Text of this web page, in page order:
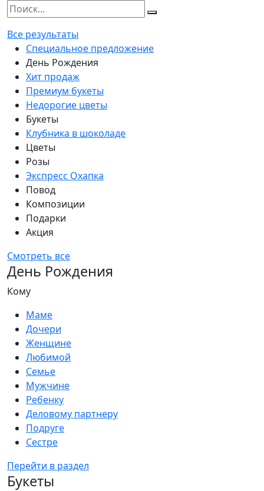
Все результаты
Специальное предложение
День Рождения
Хит продаж
Премиум букеты
Недорогие цветы
Букеты
Клубника в шоколаде
Цветы
Розы
Экспресс Охапка
Повод
Композиции
Подарки
Акция
Смотреть все
День Рождения
Кому
Маме
Дочери
Женщине
Любимой
Семье
Мужчине
Ребенку
Деловому партнеру
Подруге
Сестре
Перейти в раздел
Букеты